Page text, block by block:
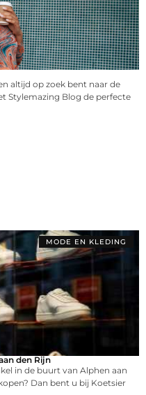
altijd op zoek bent naar de
Stylemazing Blog de perfecte
MODE EN KLEDING
den Rijn
in de buurt van Alphen aan
Dan bent u bij Koetsier